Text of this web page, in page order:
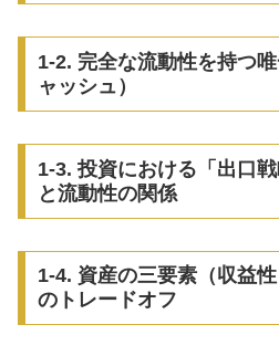
1-2. 完全な流動性を持つ
ャッシュ）
1-3. 投資における「出口戦
と流動性の関係
1-4. 資産の三要素（収益性
のトレードオフ